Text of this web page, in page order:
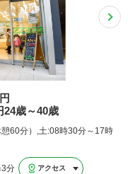
24歳～40歳
60分）,土:08時30分～17時
3分 アクセス